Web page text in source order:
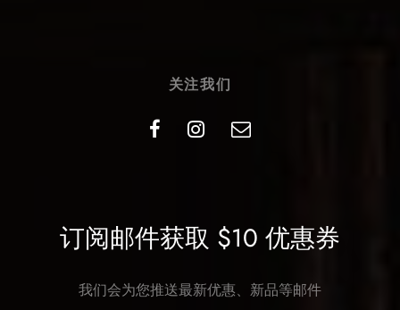
关注我们
订阅邮件获取 $10 优惠券
我们会为您推送最新优惠、新品等邮件